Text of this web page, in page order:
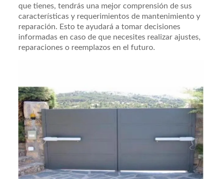
que tienes, tendrás una mejor comprensión de sus
características y requerimientos de mantenimiento y
reparación. Esto te ayudará a tomar decisiones
informadas en caso de que necesites realizar ajustes,
reparaciones o reemplazos en el futuro.